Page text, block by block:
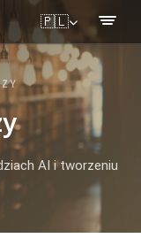
🇵🇱
AI i tworzeniu